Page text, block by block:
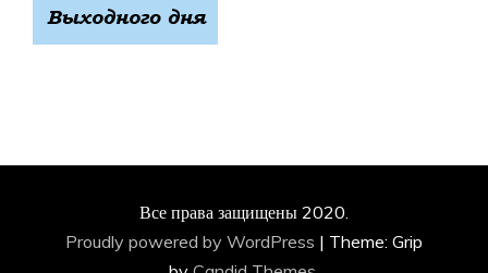
Все права защищены 2020.
Proudly powered by WordPress | Theme: Grip